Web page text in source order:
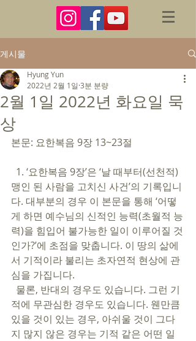
게시물
2월 1일 2022년 화요일 묵
상
Hyung Yun
2022년 2월 1일 3분 분량
본문: 요한복음 9장 13~23절
맹인 된 사람을 고치신 사건’의 기록입니
다. 대부분의 경우 이 본문을 통해 ‘어떻
게 하면 예수님의 신적인 능력(초월적 능
력)을 힘입어 불가능한 일이 이루어질 것
인가?’에 초점을 맞춥니다. 이 땅의 삶에
서 기적이라 불리는 초자연적 현상에 관
심을 가집니다.
적에 무관심한 경우도 있습니다. 웬만큼
있을 것이 있는 경우, 아쉬울 것이 그다
지 많지 않은 경우는 기적 같은 어떤 일